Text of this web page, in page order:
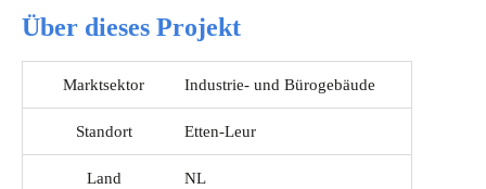
Über dieses Projekt
Marktsektor Industrie- und Bürogebäude
Standort Etten-Leur
Land NL